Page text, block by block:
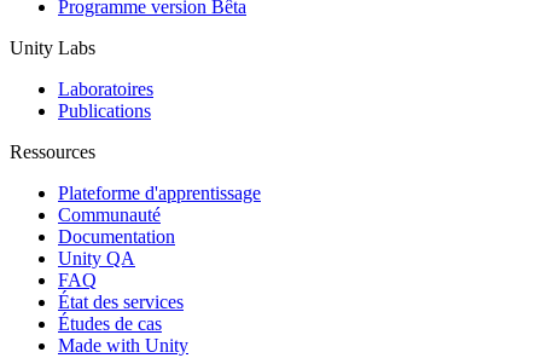
Programme version Bêta
Unity Labs
Laboratoires
Publications
Ressources
Plateforme d'apprentissage
Communauté
Documentation
Unity QA
FAQ
État des services
Études de cas
Made with Unity